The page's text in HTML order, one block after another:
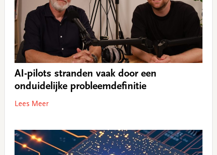
AI-pilots stranden vaak door een
onduidelijke probleemdefinitie
Lees Meer